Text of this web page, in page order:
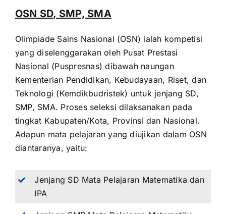
OSN SD, SMP, SMA
Olimpiade Sains Nasional (OSN) ialah kompetisi
yang diselenggarakan oleh Pusat Prestasi
Nasional (Puspresnas) dibawah naungan
Kementerian Pendidikan, Kebudayaan, Riset, dan
Teknologi (Kemdikbudristek) untuk jenjang SD,
SMP, SMA. Proses seleksi dilaksanakan pada
tingkat Kabupaten/Kota, Provinsi dan Nasional.
Adapun mata pelajaran yang diujikan dalam OSN
diantaranya, yaitu:
Jenjang SD Mata Pelajaran Matematika dan
IPA